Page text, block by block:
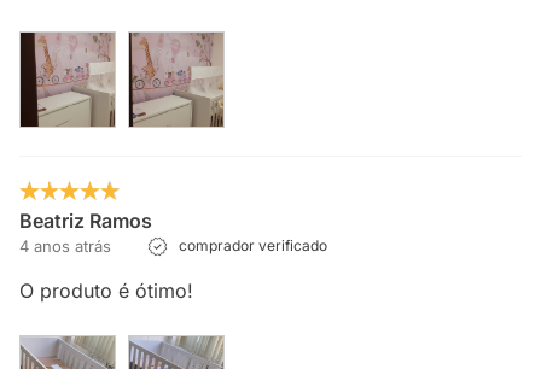
Beatriz Ramos
4 anos atrás comprador verificado
O produto é ótimo!